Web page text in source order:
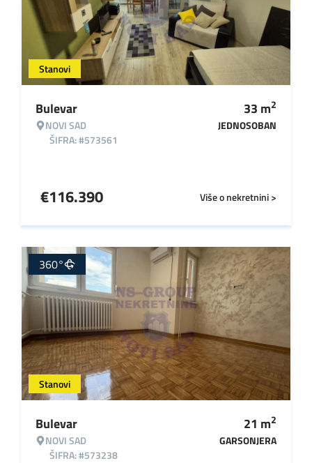
Stanovi
Bulevar
NOVI SAD
ŠIFRA: #573561
33 m2
JEDNOSOBAN
Više o nekretnini >
€116.390
Stanovi
360°
Bulevar
NOVI SAD
ŠIFRA: #573238
21 m2
GARSONJERA